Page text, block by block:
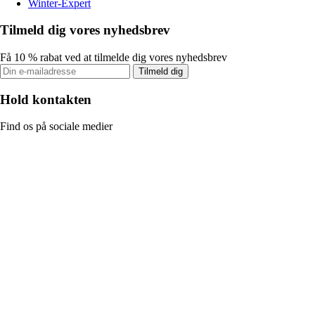
Winter-Expert
Tilmeld dig vores nyhedsbrev
Få 10 % rabat ved at tilmelde dig vores nyhedsbrev
Tilmeld dig
Hold kontakten
Find os på sociale medier